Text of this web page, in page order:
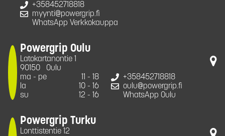
+358452718818
myynti@powergrip.fi
WhatsApp Verkkokauppa
Powergrip Oulu
Latokartanontie 1
90150
Oulu
ma - pe
11 - 18
la
10 - 16
su
12 - 16
+358452718818
oulu@powergrip.fi
WhatsApp Oulu
Powergrip Turku
Lonttistentie 12